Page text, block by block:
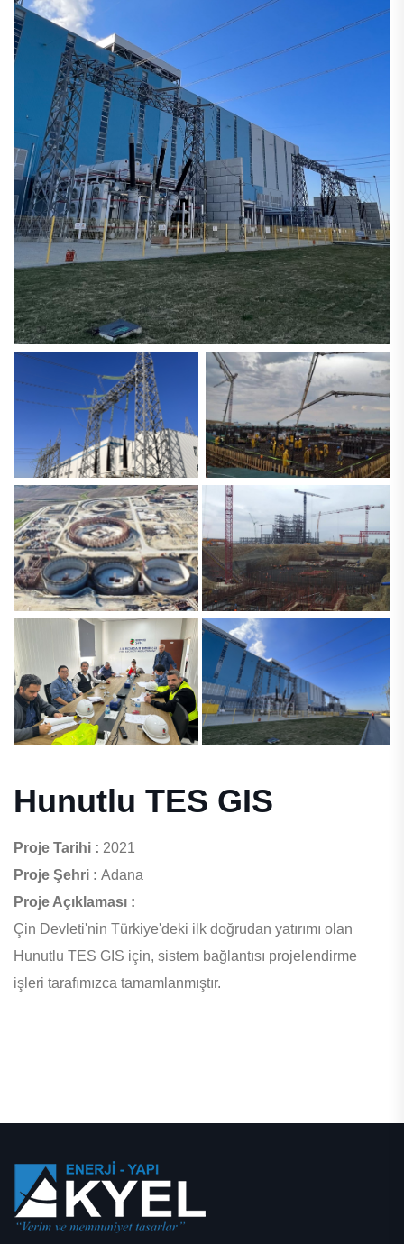
Hunutlu TES GIS
Proje Tarihi : 2021
Proje Şehri : Adana
Proje Açıklaması :
Çin Devleti'nin Türkiye'deki ilk doğrudan yatırımı olan
Hunutlu TES GIS için, sistem bağlantısı projelendirme
işleri tarafımızca tamamlanmıştır.